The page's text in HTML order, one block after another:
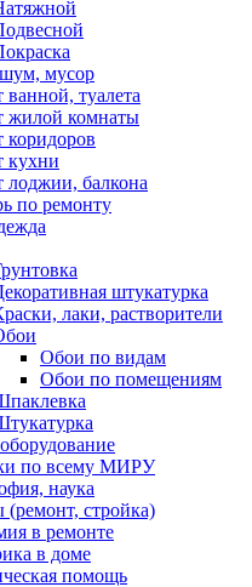
мусор
ванной, туалета
жилой комнаты
коридоров
кухни
лоджии, балкона
по ремонту
штукатурка
лаки, растворители
Обои по видам
Обои по помещениям
по всему МИРУ
наука
стройка)
в ремонте
в доме
помощь